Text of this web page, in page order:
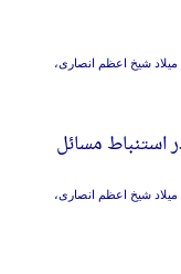
شیخ اعظم انصاری،
استنباط مسائل
شیخ اعظم انصاری،